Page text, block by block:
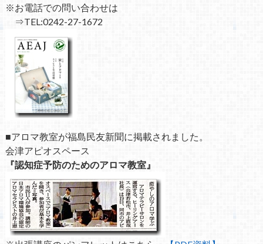
※お電話での問い合わせは
⇒TEL:0242-27-1672
■アロマ教室が福島民友新聞に掲載されました。
会津アピオスペース
『認知症予防のためのアロマ教室』